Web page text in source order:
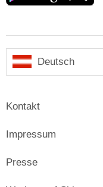
Deutsch
Kontakt
Impressum
Presse